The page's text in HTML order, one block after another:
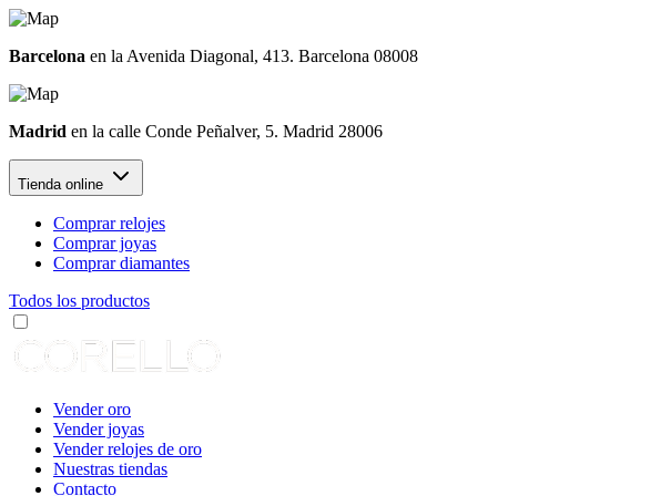
Barcelona en la Avenida Diagonal, 413. Barcelona 08008
Madrid en la calle Conde Peñalver, 5. Madrid 28006
Tienda online
Comprar relojes
Comprar joyas
Comprar diamantes
Todos los productos
Vender oro
Vender joyas
Vender relojes de oro
Nuestras tiendas
Contacto